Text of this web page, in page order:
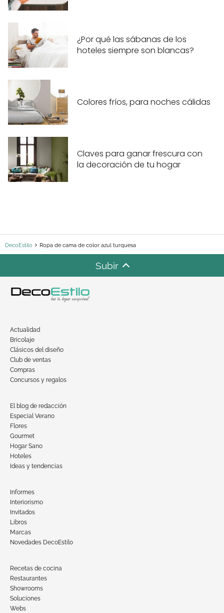
¿Por qué las sábanas de los
hoteles siempre son blancas?
Colores fríos, para noches cálidas
Claves para ganar frescura con
la decoración de tu hogar
DecoEstilo Ropa de cama de color azul turquesa
Subir
Actualidad
Bricolaje
Clásicos del diseño
Club de ventas
Compras
Concursos y regalos
El blog de redacción
Especial Verano
Flores
Gourmet
Hogar Sano
Hoteles
Ideas y tendencias
Informes
Interiorismo
Invitados
Libros
Marcas
Novedades DecoEstilo
Recetas de cocina
Restaurantes
Showrooms
Soluciones
Webs